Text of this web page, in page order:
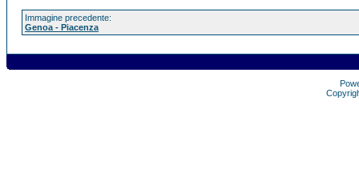
Immagine precedente:
Genoa - Piacenza